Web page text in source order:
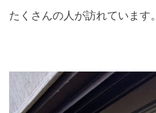
たくさんの人が訪れています。